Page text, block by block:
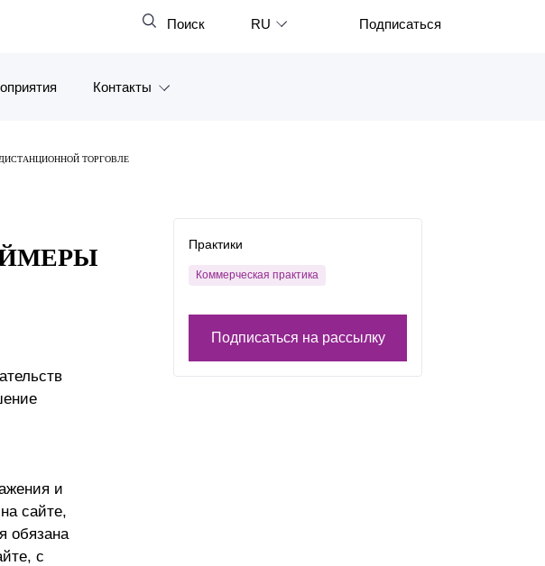
Закрыть
Поиск RU
Français
Português
Подписаться
Контакты
ТОРГОВЛЕ
и
сайте,
обязана
с
Практики
Коммерческая практика
Подписаться на рассылку